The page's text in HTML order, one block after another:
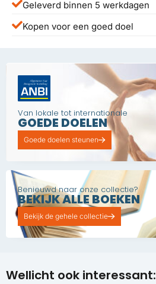
Geleverd binnen 5 werkdagen
Kopen voor een goed doel
Van lokale tot internationale
GOEDE DOELEN
Goede doelen steunen
Benieuwd naar onze collectie?
BEKIJK ALLE BOEKEN
Bekijk de gehele collectie
Wellicht ook interessant: